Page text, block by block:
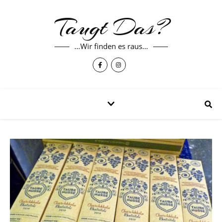
Taugt Das?
…Wir finden es raus…